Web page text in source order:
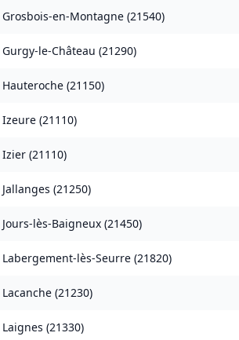
Grosbois-en-Montagne (21540)
Gurgy-le-Château (21290)
Hauteroche (21150)
Izeure (21110)
Izier (21110)
Jallanges (21250)
Jours-lès-Baigneux (21450)
Labergement-lès-Seurre (21820)
Lacanche (21230)
Laignes (21330)